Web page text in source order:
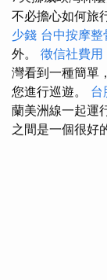
不必擔心如何旅
少錢 台中按摩整
外。 徵信社費用
灣看到一種簡單
您進行巡遊。 台
蘭美洲線一起運
之間是一個很好